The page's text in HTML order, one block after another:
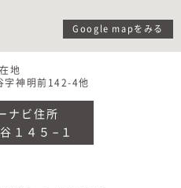
Google mapをみる
地
字神明前142-4他
ナビ住所
１４５−１